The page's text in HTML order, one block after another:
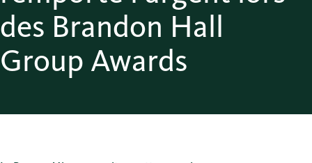
des Brandon Hall
Group Awards